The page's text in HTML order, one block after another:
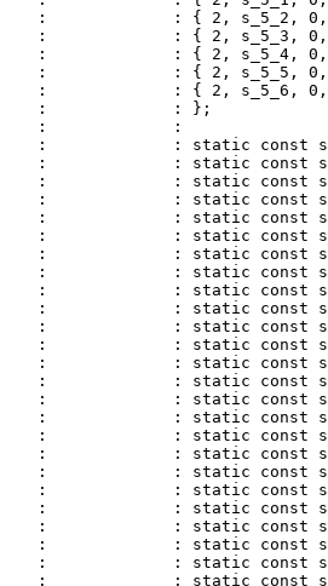
:             : { 2, s_5_2,
:             : { 2, s_5_3,
:             : { 2, s_5_4,
:             : { 2, s_5_5,
:             : { 2, s_5_6,
:             : };
:             :
:             : static const
:             : static const
:             : static const
:             : static const
:             : static const
:             : static const
:             : static const
:             : static const
:             : static const
:             : static const
:             : static const
:             : static const
:             : static const
:             : static const
:             : static const
:             : static const
:             : static const
:             : static const
:             : static const
:             : static const
:             : static const
:             : static const
:             : static const
:             : static const
:             : static const